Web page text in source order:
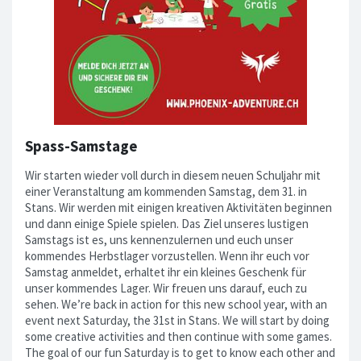
Spass-Samstage
Wir starten wieder voll durch in diesem neuen Schuljahr mit
einer Veranstaltung am kommenden Samstag, dem 31. in
Stans. Wir werden mit einigen kreativen Aktivitäten beginnen
und dann einige Spiele spielen. Das Ziel unseres lustigen
Samstags ist es, uns kennenzulernen und euch unser
kommendes Herbstlager vorzustellen. Wenn ihr euch vor
Samstag anmeldet, erhaltet ihr ein kleines Geschenk für
unser kommendes Lager. Wir freuen uns darauf, euch zu
sehen. We’re back in action for this new school year, with an
event next Saturday, the 31st in Stans. We will start by doing
some creative activities and then continue with some games.
The goal of our fun Saturday is to get to know each other and